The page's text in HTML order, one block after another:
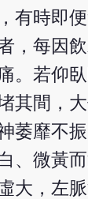
有時即
，每因
。若仰
其間，
萎靡不
、微黃
大，左